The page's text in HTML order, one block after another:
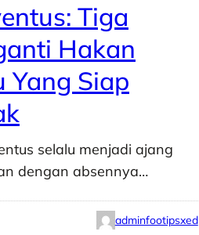
Tiga
Hakan
Yang Siap
selalu menjadi ajang
dengan absennya…
adminfootipsxed